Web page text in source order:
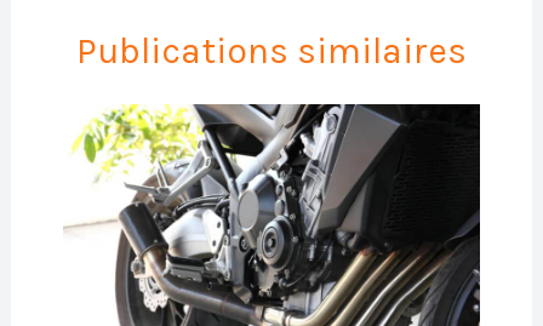
Publications similaires